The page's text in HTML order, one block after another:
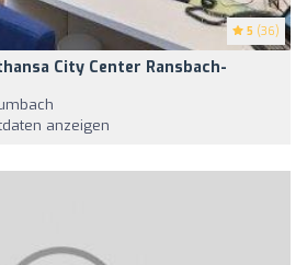
5 (36)
City Center Ransbach-
anzeigen